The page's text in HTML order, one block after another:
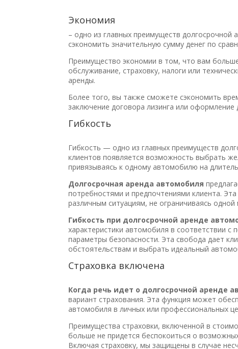
Экономия
– одно из главных преимуществ
сэкономить значительную сумму денег по
Преимущество экономии в том, что вам
обслуживание, страховку, налоги или
аренды.
Более того, вы также сможете сэкономить
заключение договора лизинга или
Гибкость
Гибкость — одно из главных преимуществ
клиентов появляется возможность выбрать
привязываясь к одному автомобилю на
Долгосрочная аренда автомобиля
потребностями и предпочтениями клиента.
различным ситуациям, не ограничиваясь
Гибкость при долгосрочной аренде
характеристики автомобиля в соответствии
параметры безопасности. Эта свобода дает
обстоятельствам и выбрать идеальный
Страховка включена
Когда речь идет о долгосрочной аренде
вариант страхования. Эта функция может
автомобиля в личных или профессиональных
Преимущества страховки, включенной в
больше не придется беспокоиться о
Включая страховку, мы защищены в случае